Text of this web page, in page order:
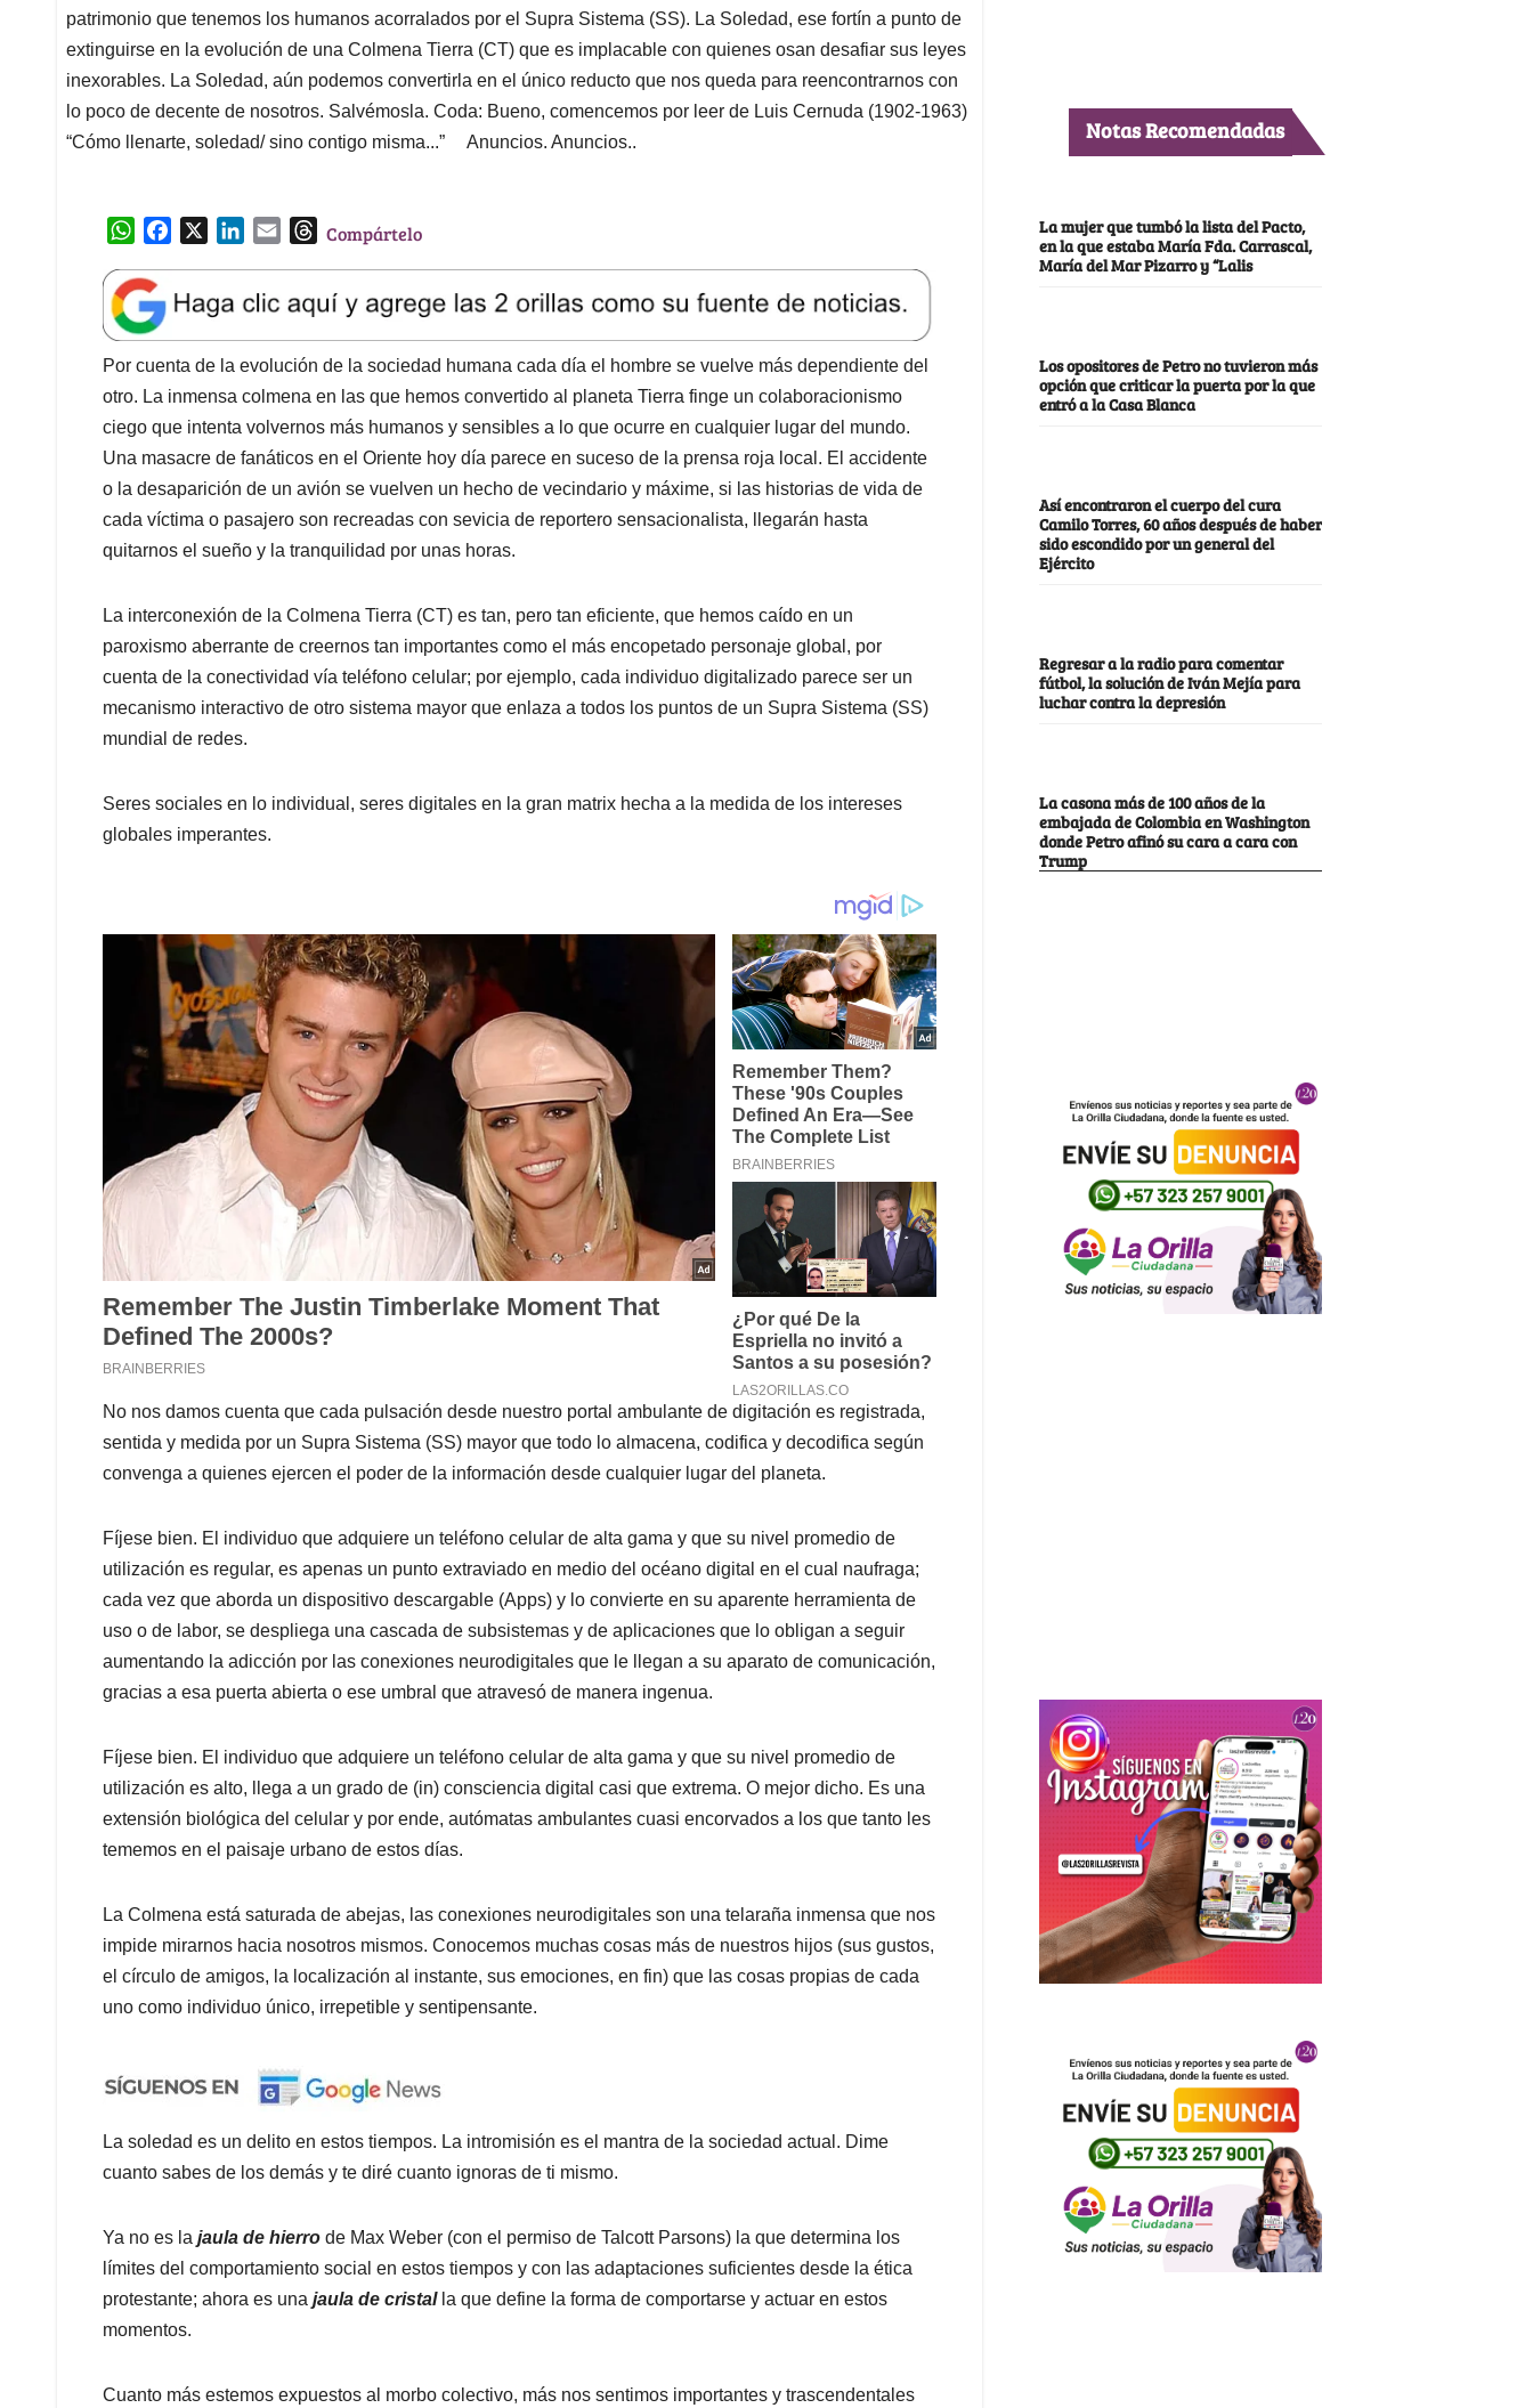
patrimonio que tenemos los humanos acorralados por el Supra Sistema (SS). La Soledad, ese fortín a punto de
extinguirse en la evolución de una Colmena Tierra (CT) que es implacable con quienes osan desafiar sus leyes
inexorables. La Soledad, aún podemos convertirla en el único reducto que nos queda para reencontrarnos con
lo poco de decente de nosotros. Salvémosla. Coda: Bueno, comencemos por leer de Luis Cernuda (1902-1963)
“Cómo llenarte, soledad/ sino contigo misma...” Anuncios. Anuncios..
W
a
t
s
A
p
p
e
b
o
o
k
k
e
d
I
n
l
T
e
a
d
s
Compártelo
Por cuenta de la evolución de la sociedad humana cada día el hombre se vuelve más dependiente del
otro. La inmensa colmena en las que hemos convertido al planeta Tierra finge un colaboracionismo
ciego que intenta volvernos más humanos y sensibles a lo que ocurre en cualquier lugar del mundo.
Una masacre de fanáticos en el Oriente hoy día parece en suceso de la prensa roja local. El accidente
o la desaparición de un avión se vuelven un hecho de vecindario y máxime, si las historias de vida de
cada víctima o pasajero son recreadas con sevicia de reportero sensacionalista, llegarán hasta
quitarnos el sueño y la tranquilidad por unas horas.
La interconexión de la Colmena Tierra (CT) es tan, pero tan eficiente, que hemos caído en un
paroxismo aberrante de creernos tan importantes como el más encopetado personaje global, por
cuenta de la conectividad vía teléfono celular; por ejemplo, cada individuo digitalizado parece ser un
mecanismo interactivo de otro sistema mayor que enlaza a todos los puntos de un Supra Sistema (SS)
mundial de redes.
Seres sociales en lo individual, seres digitales en la gran matrix hecha a la medida de los intereses
globales imperantes.
No nos damos cuenta que cada pulsación desde nuestro portal ambulante de digitación es registrada,
sentida y medida por un Supra Sistema (SS) mayor que todo lo almacena, codifica y decodifica según
convenga a quienes ejercen el poder de la información desde cualquier lugar del planeta.
Fíjese bien. El individuo que adquiere un teléfono celular de alta gama y que su nivel promedio de
utilización es regular, es apenas un punto extraviado en medio del océano digital en el cual naufraga;
cada vez que aborda un dispositivo descargable (Apps) y lo convierte en su aparente herramienta de
uso o de labor, se despliega una cascada de subsistemas y de aplicaciones que lo obligan a seguir
aumentando la adicción por las conexiones neurodigitales que le llegan a su aparato de comunicación,
gracias a esa puerta abierta o ese umbral que atravesó de manera ingenua.
Fíjese bien. El individuo que adquiere un teléfono celular de alta gama y que su nivel promedio de
utilización es alto, llega a un grado de (in) consciencia digital casi que extrema. O mejor dicho. Es una
extensión biológica del celular y por ende, autómatas ambulantes cuasi encorvados a los que tanto les
tememos en el paisaje urbano de estos días.
La Colmena está saturada de abejas, las conexiones neurodigitales son una telaraña inmensa que nos
impide mirarnos hacia nosotros mismos. Conocemos muchas cosas más de nuestros hijos (sus gustos,
el círculo de amigos, la localización al instante, sus emociones, en fin) que las cosas propias de cada
uno como individuo único, irrepetible y sentipensante.
La soledad es un delito en estos tiempos. La intromisión es el mantra de la sociedad actual. Dime
cuanto sabes de los demás y te diré cuanto ignoras de ti mismo.
Ya no es la jaula de hierro de Max Weber (con el permiso de Talcott Parsons) la que determina los
límites del comportamiento social en estos tiempos y con las adaptaciones suficientes desde la ética
protestante; ahora es una jaula de cristalla que define la forma de comportarse y actuar en estos
momentos.
Cuanto más estemos expuestos al morbo colectivo, más nos sentimos importantes y trascendentales
Notas Recomendadas
La mujer que tumbó la lista del Pacto,
en la que estaba María Fda. Carrascal,
María del Mar Pizarro y “Lalis
Los opositores de Petro no tuvieron más
opción que criticar la puerta por la que
entró a la Casa Blanca
Así encontraron el cuerpo del cura
Camilo Torres, 60 años después de haber
sido escondido por un general del
Ejército
Regresar a la radio para comentar
fútbol, la solución de Iván Mejía para
luchar contra la depresión
La casona más de 100 años de la
embajada de Colombia en Washington
donde Petro afinó su cara a cara con
Trump